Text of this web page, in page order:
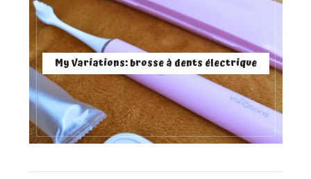
My Variations: brosse à dents électrique